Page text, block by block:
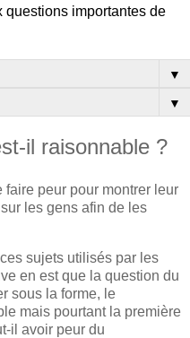
questions importantes de
▼
▼
il raisonnable ?
faire peur pour montrer leur
les gens afin de les
sujets utilisés par les
en est que la question du
sous la forme, le
mais pourtant la première
il avoir peur du